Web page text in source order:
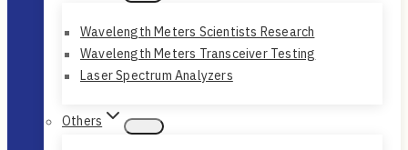
Wavelength Meters Scientists Research
Wavelength Meters Transceiver Testing
Laser Spectrum Analyzers
Others